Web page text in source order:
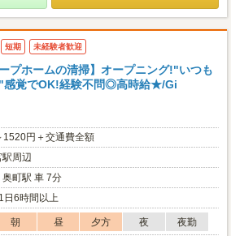
短期 未経験者歓迎
ープホームの清掃】オープニング!"いつも
感覚でOK!経験不問◎高時給★/Gi
1520円＋交通費全額
周辺
町駅 車 7分
日6時間以上
朝 昼 夕方 夜
夜勤